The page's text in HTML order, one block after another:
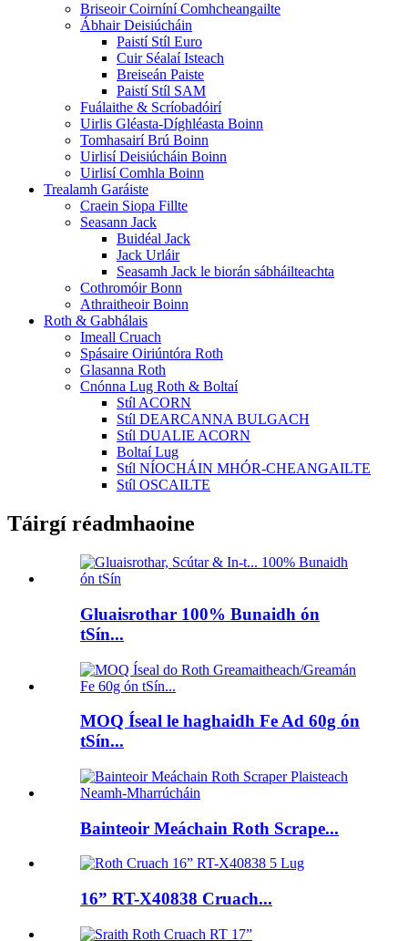
Briseoir Coirníní Comhcheangailte
Ábhair Deisiúcháin
Paistí Stíl Euro
Cuir Séalaí Isteach
Breiseán Paiste
Paistí Stíl SAM
Fuálaithe & Scríobadóirí
Uirlis Gléasta-Díghléasta Boinn
Tomhasairí Brú Boinn
Uirlisí Deisiúcháin Boinn
Uirlisí Comhla Boinn
Trealamh Garáiste
Craein Siopa Fillte
Seasann Jack
Buidéal Jack
Jack Urláir
Seasamh Jack le biorán sábháilteachta
Cothromóir Bonn
Athraitheoir Boinn
Roth & Gabhálais
Imeall Cruach
Spásaire Oiriúntóra Roth
Glasanna Roth
Cnónna Lug Roth & Boltaí
Stíl ACORN
Stíl DEARCANNA BULGACH
Stíl DUALIE ACORN
Boltaí Lug
Stíl NÍOCHÁIN MHÓR-CHEANGAILTE
Stíl OSCAILTE
Táirgí réadmhaoine
Gluaisrothar 100% Bunaidh ón
tSín...
MOQ Íseal le haghaidh Fe Ad 60g ón
tSín...
Bainteoir Meáchain Roth Scrape...
16” RT-X40838 Cruach...